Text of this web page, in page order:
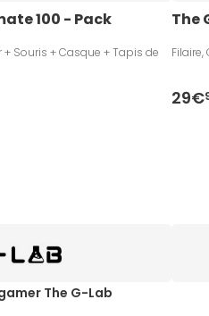
100 - Pack
Souris + Casque + Tapis de
The
29€
The G-Lab